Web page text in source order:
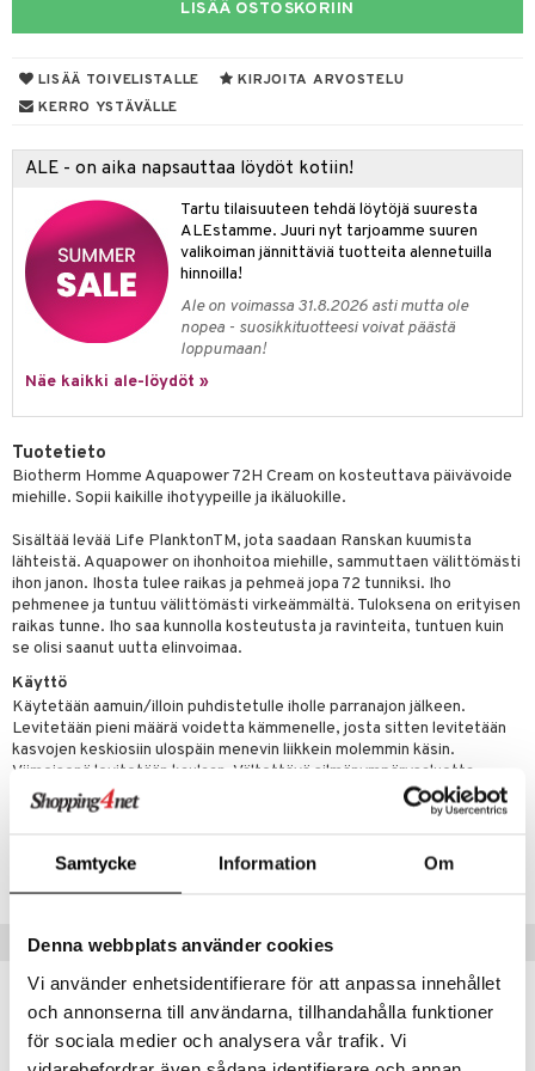
Samtycke Information Om
Denna webbplats använder cookies
Vi använder enhetsidentifierare för att anpassa innehållet
och annonserna till användarna, tillhandahålla funktioner
för sociala medier och analysera vår trafik. Vi
LISÄÄ OSTOSKORIIN
LISÄÄ TOIVELISTALLE
KIRJOITA ARVOSTELU
KERRO YSTÄVÄLLE
ALE - on aika napsauttaa löydöt kotiin!
Tartu tilaisuuteen tehdä löytöjä suuresta
ALEstamme. Juuri nyt tarjoamme suuren
valikoiman jännittäviä tuotteita alennetuilla
hinnoilla!
Ale on voimassa 31.8.2026 asti mutta ole
nopea - suosikkituotteesi voivat päästä
loppumaan!
Näe kaikki ale-löydöt »
Tuotetieto
Biotherm Homme Aquapower 72H Cream on kosteuttava päivävoide
miehille. Sopii kaikille ihotyypeille ja ikäluokille.
Sisältää levää Life PlanktonTM, jota saadaan Ranskan kuumista
lähteistä. Aquapower on ihonhoitoa miehille, sammuttaen välittömästi
ihon janon. Ihosta tulee raikas ja pehmeä jopa 72 tunniksi. Iho
pehmenee ja tuntuu välittömästi virkeämmältä. Tuloksena on erityisen
raikas tunne. Iho saa kunnolla kosteutusta ja ravinteita, tuntuen kuin
se olisi saanut uutta elinvoimaa.
Käyttö
Käytetään aamuin/illoin puhdistetulle iholle parranajon jälkeen.
Levitetään pieni määrä voidetta kämmenelle, josta sitten levitetään
kasvojen keskiosiin ulospäin menevin liikkein molemmin käsin.
Viimeisenä levitetään kaulaan. Vältettävä silmänympärysaluetta.
CBT66-BT-50-XX-XX
Vinkkejä sinulle
shave lotion
de cologne
de toilette
tuotteet
poisto
hoito
& saippuat
2: Kirkastus
3: Kosteutus
ja Vartalonhoito
ja naamiot
Huulten Hoito
Elixir
Happy
Happy For Men
Miehille
& Soujaus
& Ihonpuhdistus
& vastauksia